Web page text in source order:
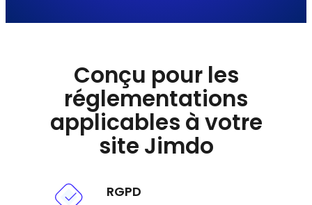
Conçu pour les
réglementations
applicables à votre
site Jimdo
RGPD